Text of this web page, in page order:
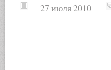
27 июля 2010